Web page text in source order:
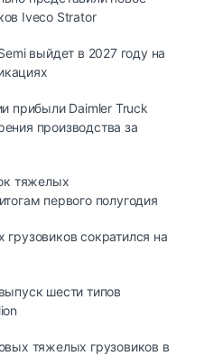
Iveco Strator
выйдет в 2027 году на
прибыли Daimler Truck
производства за
тяжелых
первого полугодия
сократился на
шести типов
тяжелых грузовиков в